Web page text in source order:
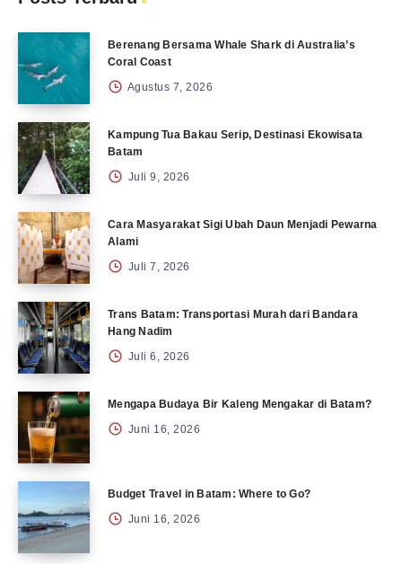
Berenang Bersama Whale Shark di Australia’s
Coral Coast
Agustus 7, 2026
Kampung Tua Bakau Serip, Destinasi Ekowisata
Batam
Juli 9, 2026
Cara Masyarakat Sigi Ubah Daun Menjadi Pewarna
Alami
Juli 7, 2026
Trans Batam: Transportasi Murah dari Bandara
Hang Nadim
Juli 6, 2026
Mengapa Budaya Bir Kaleng Mengakar di Batam?
Juni 16, 2026
Budget Travel in Batam: Where to Go?
Juni 16, 2026